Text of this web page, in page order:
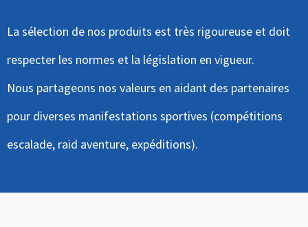
La sélection de nos produits est très rigoureuse et doit
respecter les normes et la législation en vigueur.
Nous partageons nos valeurs en aidant des partenaires
pour diverses manifestations sportives (compétitions
escalade, raid aventure, expéditions).